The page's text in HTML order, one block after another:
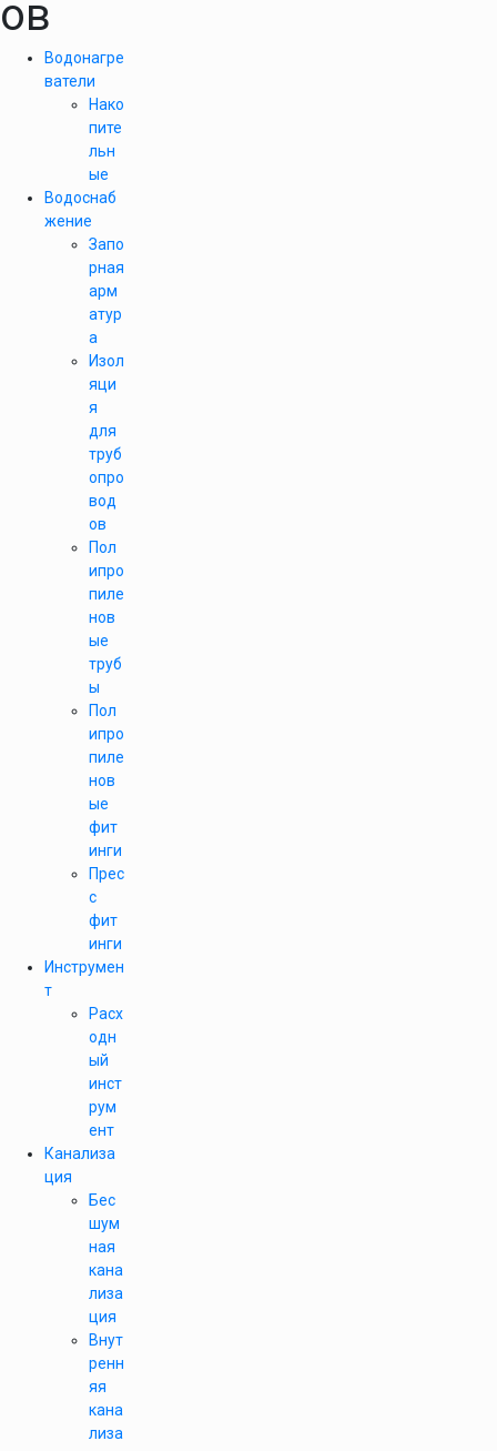
ов
Водонагре
ватели
Нако
пите
льн
ые
Водоснаб
жение
Запо
рная
арм
атур
а
Изол
яци
я
для
труб
опро
вод
ов
Пол
ипро
пиле
нов
ые
труб
ы
Пол
ипро
пиле
нов
ые
фит
инги
Прес
с
фит
инги
Инструмен
т
Расх
одн
ый
инст
рум
ент
Канализа
ция
Бес
шум
ная
кана
лиза
ция
Внут
ренн
яя
кана
лиза